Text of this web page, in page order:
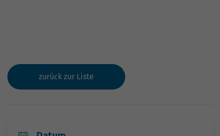
zurück zur Liste